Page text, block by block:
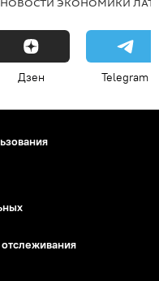
Дзен Telegram